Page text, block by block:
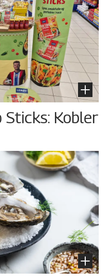
Sticks: Kobler